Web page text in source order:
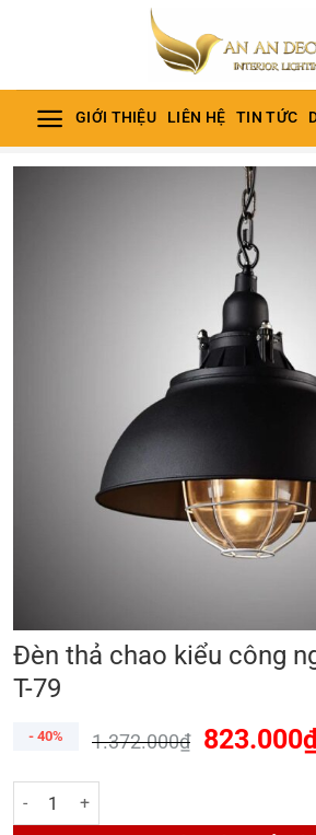
dung
GIỚI THIỆU LIÊN HỆ TIN TỨC
Đèn thả chao kiểu công
T-79
- 40% 1.372.000₫ 823.000
Đèn thả chao kiểu công nghiệp hiện đại T-